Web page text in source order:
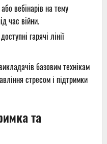
вебінарів на тему
час війни.
гарячі лінії
базовим технікам
стресом і підтримки
та